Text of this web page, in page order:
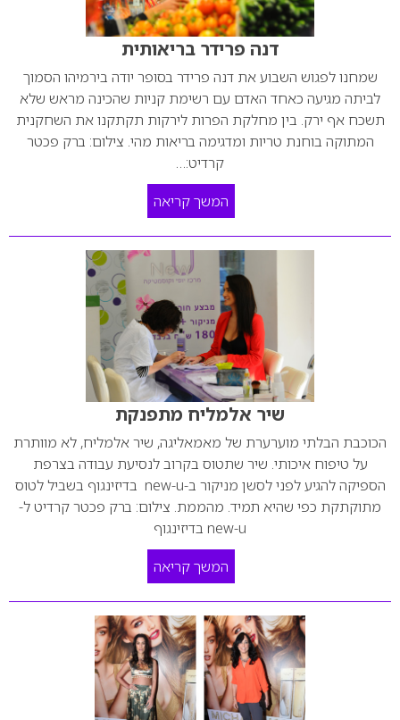
דנה פרידר בריאותית
שמחנו לפגוש השבוע את דנה פרידר בסופר יודה בירמיהו הסמוך
לביתה מגיעה כאחד האדם עם רשימת קניות שהכינה מראש שלא
תשכח אף ירק. בין מחלקת הפרות לירקות תקתקנו את השחקנית
המתוקה בוחנת טריות ומדגימה בריאות מהי. צילום: ברק פכטר
קרדיט:…
המשך קריאה
שיר אלמליח מתפנקת
הכוכבת הבלתי מוערערת של מאמאליגה, שיר אלמליח, לא מוותרת
על טיפוח איכותי. שיר שתטוס בקרוב לנסיעת עבודה בצרפת
הספיקה להגיע לפני לסשן מניקור ב-new-u בדיזינגוף בשביל לטוס
מתוקתקת כפי שהיא תמיד. מהממת. צילום: ברק פכטר קרדיט ל-
new-u בדיזינגוף
המשך קריאה